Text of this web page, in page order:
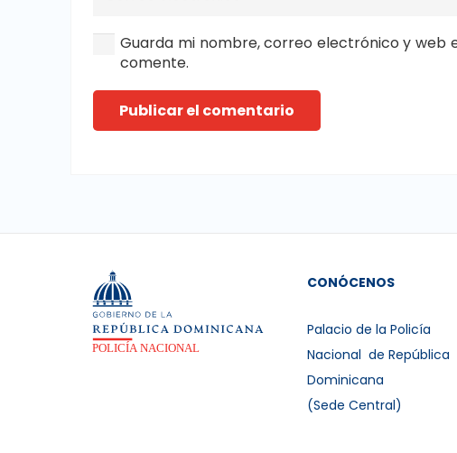
Guarda mi nombre, correo electrónico y web
comente.
Publicar el comentario
CONÓCENOS
Palacio de la Policía
Nacional de República
Dominicana
(Sede Central)